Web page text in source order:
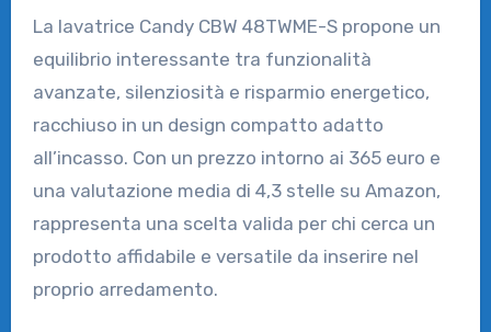
La lavatrice Candy CBW 48TWME-S propone un
equilibrio interessante tra funzionalità
avanzate, silenziosità e risparmio energetico,
racchiuso in un design compatto adatto
all’incasso. Con un prezzo intorno ai 365 euro e
una valutazione media di 4,3 stelle su Amazon,
rappresenta una scelta valida per chi cerca un
prodotto affidabile e versatile da inserire nel
proprio arredamento.